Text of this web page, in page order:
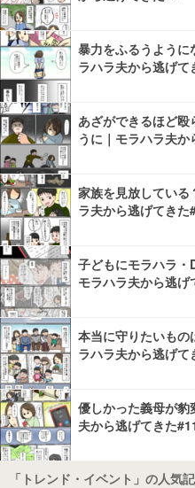
暴力をふるうよう
ラハラ夫から逃げて
あざができるほど
うに｜モラハラ夫
家族を見放してい
ラ夫から逃げてきた
子どもにモラハラ・
モラハラ夫から逃げ
本当に守りたいも
ラハラ夫から逃げて
優しかった義母が豹
夫から逃げてきた
「トレンド・イベント」の人気